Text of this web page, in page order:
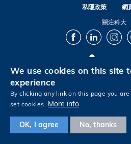
私隱政策
網
關注科大
FacebookLinkedIn
Footer
Footer
Footer
We use cookies on this site
experience
By clicking any link on this page you
set cookies. More info
OK, I agree No, thanks